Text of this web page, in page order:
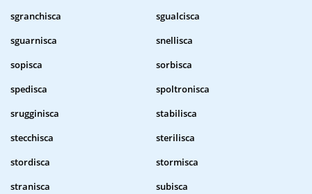
sgranchisca
sgualcisca
sguarnisca
snellisca
sopisca
sorbisca
spedisca
spoltronisca
srugginisca
stabilisca
stecchisca
sterilisca
stordisca
stormisca
stranisca
subisca